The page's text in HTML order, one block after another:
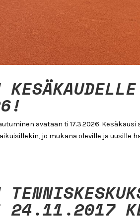
avataan ti 17.3.2026.
jo mukana oleville ja uusille
24.11.2017